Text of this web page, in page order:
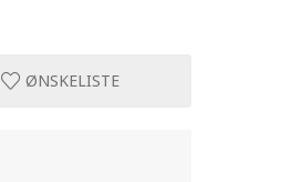
ØNSKELISTE